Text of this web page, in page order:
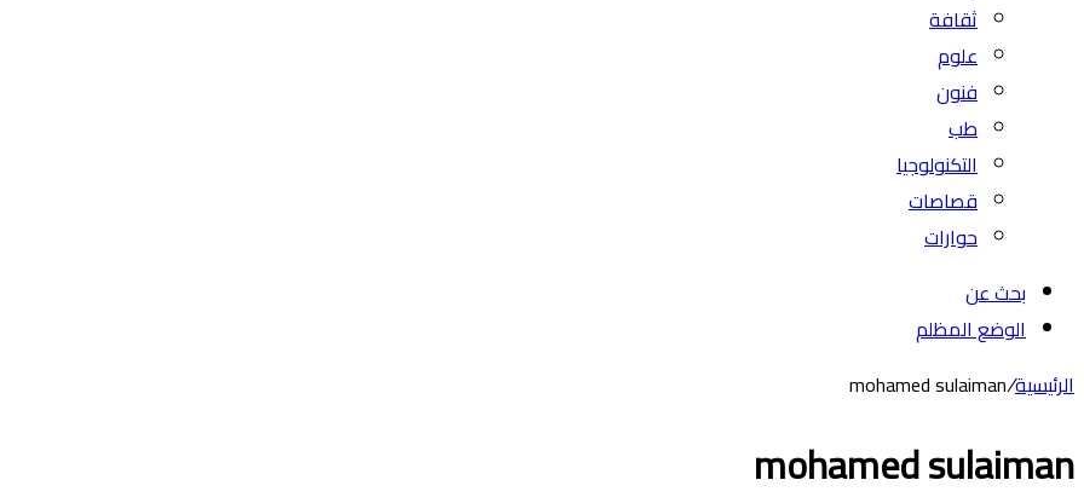
ثقافة
علوم
فنون
طب
التكنولوجيا
قصاصات
حوارات
بحث عن
الوضع المظلم
الرئيسية/
mohamed sulaiman
mohamed sulaiman